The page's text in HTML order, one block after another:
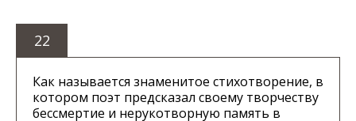
22
Как называется знаменитое стихотворение, в
котором поэт предсказал своему творчеству
бессмертие и нерукотворную память в